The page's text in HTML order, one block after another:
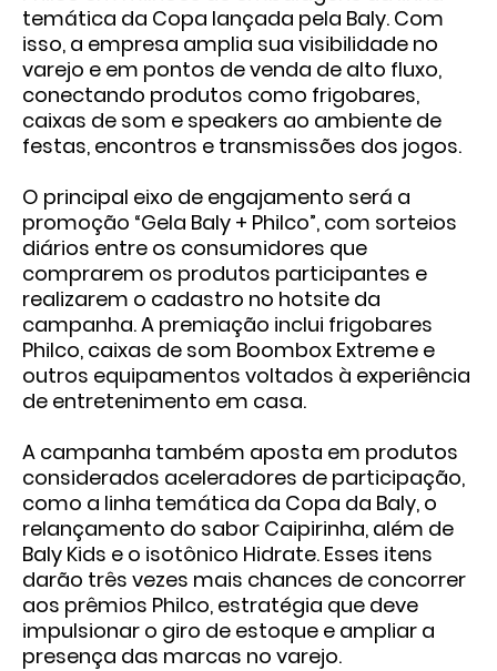
temática da Copa lançada pela Baly. Com
isso, a empresa amplia sua visibilidade no
varejo e em pontos de venda de alto fluxo,
conectando produtos como frigobares,
caixas de som e speakers ao ambiente de
festas, encontros e transmissões dos jogos.
O principal eixo de engajamento será a
promoção “Gela Baly + Philco”, com sorteios
diários entre os consumidores que
comprarem os produtos participantes e
realizarem o cadastro no hotsite da
campanha. A premiação inclui frigobares
Philco, caixas de som Boombox Extreme e
outros equipamentos voltados à experiência
de entretenimento em casa.
A campanha também aposta em produtos
considerados aceleradores de participação,
como a linha temática da Copa da Baly, o
relançamento do sabor Caipirinha, além de
Baly Kids e o isotônico Hidrate. Esses itens
darão três vezes mais chances de concorrer
aos prêmios Philco, estratégia que deve
impulsionar o giro de estoque e ampliar a
presença das marcas no varejo.